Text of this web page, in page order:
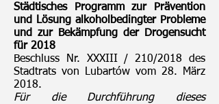
Städtisches Programm zur Prävention
und Lösung alkoholbedingter Probleme
und zur Bekämpfung der Drogensucht
für 2018
Beschluss Nr. XXXIII / 210/2018 des
Stadtrats von Lubartów vom 28. März
2018.
Für die Durchführung dieses